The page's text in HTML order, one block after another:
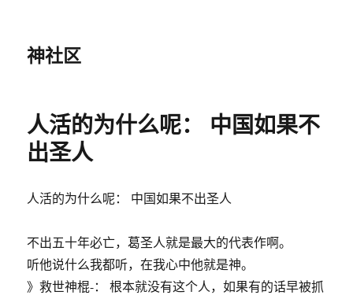
神社区
人活的为什么呢： 中国如果不
出圣人
人活的为什么呢： 中国如果不出圣人
不出五十年必亡，葛圣人就是最大的代表作啊。
听他说什么我都听，在我心中他就是神。
》救世神棍-： 根本就没有这个人，如果有的话早被抓